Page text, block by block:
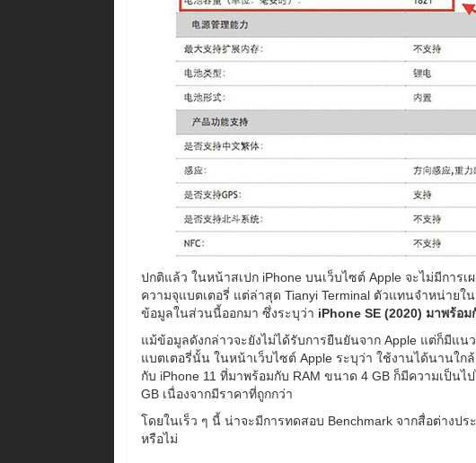
ปกติแล้ว ในหน้าสเปก iPhone บนเว็บไซต์ Apple จะไม่มีการ
ความจุแบตเตอรี่ แต่ล่าสุด Tianyi Terminal ตัวแทนจำหน่ายใ
ข้อมูลในส่วนนี้ออกมา ซึ่งระบุว่า iPhone SE (2020) มาพร้อ
แม้ข้อมูลดังกล่าวจะยังไม่ได้รับการยืนยันจาก Apple แต่ก็มีแ
แบตเตอรี่นั้น ในหน้าเว็บไซต์ Apple ระบุว่า ใช้งานได้นานใก
กับ iPhone 11 ที่มาพร้อมกับ RAM ขนาด 4 GB ก็มีความเป็นไ
GB เนื่องจากมีราคาที่ถูกกว่า
โดยในเร็ว ๆ นี้ น่าจะมีการทดสอบ Benchmark จากสื่อต่างป
หรือไม่